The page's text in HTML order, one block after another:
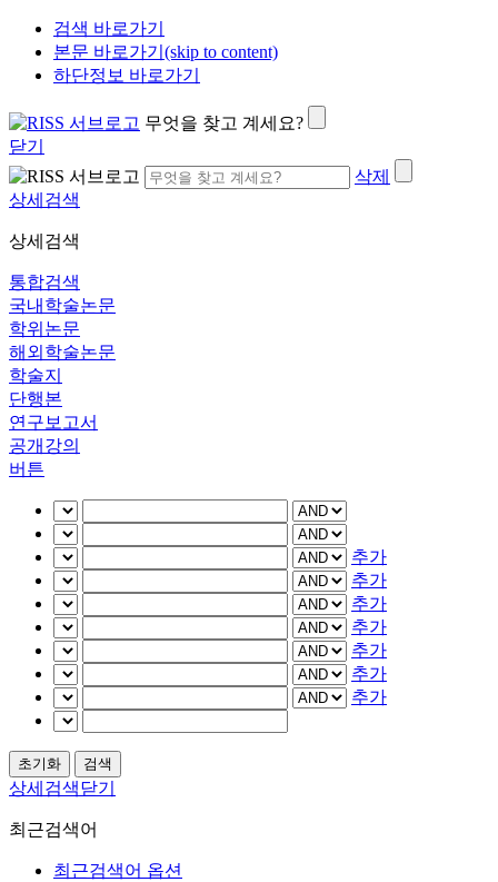
검색 바로가기
본문 바로가기(skip to content)
하단정보 바로가기
무엇을 찾고 계세요?
닫기
삭제
상세검색
상세검색
통합검색
국내학술논문
학위논문
해외학술논문
학술지
단행본
연구보고서
공개강의
버튼
추가
추가
추가
추가
추가
추가
추가
상세검색닫기
최근검색어
최근검색어 옵션